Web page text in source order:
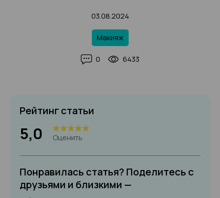
03.08.2024
Макияж
0 6433
Рейтинг статьи
5,0 Оценить
Понравилась статья? Поделитесь с
друзьями и близкими —